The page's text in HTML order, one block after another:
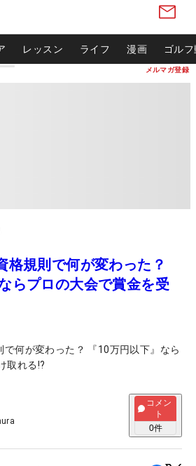
メルマガ登録
レッスン ライフ 漫画 ゴル
格規則で何が変わった？
らプロの大会で賞金を受
で何が変わった？ 『10万円以下』なら
取れる!?
コメン
ト
0件